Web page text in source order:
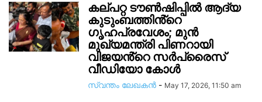
കല്പറ്റ ട‍ൗൺഷിപ്പിൽ ആദ്യ
കുടുംബത്തിൻ്റെ ​
ഗൃഹപ്രവേശം; മുൻ
മുഖ്യമന്ത്രി പിണറായി
വിജയൻ്റെ സർപ്രൈസ്
വീഡിയോ കോൾ
സ്വന്തം ലേഖകന്‍ - May 17, 2026, 11:50 am